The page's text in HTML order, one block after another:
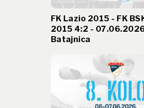
FK Lazio 2015 - FK
2015 4:2 -
Batajnica